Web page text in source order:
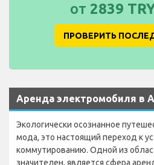
от 2839
ПРОВЕРИТЬ
Аренда электромобиля в
Экологически осознанное
мода, это настоящий переход к
коммутированию. Одной из
значителен, является сфера